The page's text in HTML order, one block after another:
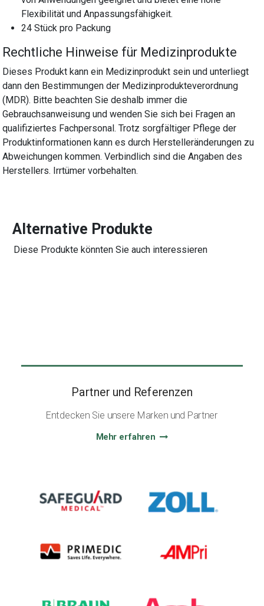
Flexibilität und Anpassungsfähigkeit.
24 Stück pro Packung
Rechtliche Hinweise für Medizinprodukte
Dieses Produkt kann ein Medizinprodukt sein und unterliegt
dann den Bestimmungen der Medizinprodukteverordnung
(MDR). Bitte beachten Sie deshalb immer die
Gebrauchsanweisung und wenden Sie sich bei Fragen an
qualifiziertes Fachpersonal. Trotz sorgfältiger Pflege der
Produktinformationen kann es durch Herstelleränderungen zu
Abweichungen kommen. Verbindlich sind die Angaben des
Herstellers. Irrtümer vorbehalten.
Alternative Produkte
Diese Produkte könnten Sie auch interessieren
Partner und Referenzen
Entdecken Sie unsere Marken und Partner
Mehr erfahren